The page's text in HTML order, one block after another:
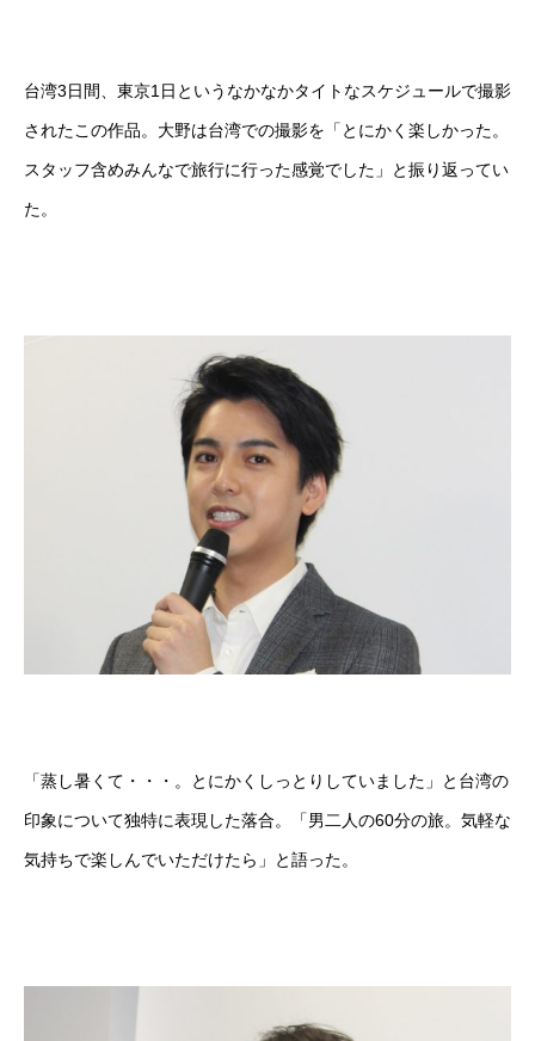
台湾3日間、東京1日というなかなかタイトなスケジュールで撮影
されたこの作品。大野は台湾での撮影を「とにかく楽しかった。
スタッフ含めみんなで旅行に行った感覚でした」と振り返ってい
た。
「蒸し暑くて・・・。とにかくしっとりしていました」と台湾の
印象について独特に表現した落合。「男二人の60分の旅。気軽な
気持ちで楽しんでいただけたら」と語った。